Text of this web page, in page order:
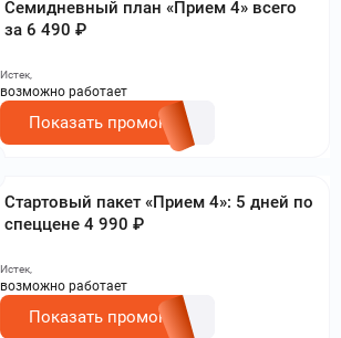
Семидневный план «Прием 4» всего
за 6 490 ₽
Истек,
возможно работает
Показать промокод
Стартовый пакет «Прием 4»: 5 дней по
спеццене 4 990 ₽
Истек,
возможно работает
Показать промокод